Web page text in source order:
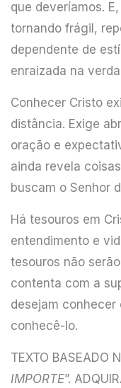
que deveríamos.
tornando frágil,
dependente de
enraizada na
Conhecer Cristo
distância. Exige
oração e
ainda revela
buscam o Senhor
Há tesouros em
entendimento e
tesouros não
contenta com a
desejam conhecer
conhecê-lo.
TEXTO BASEADO
IMPORTE”.